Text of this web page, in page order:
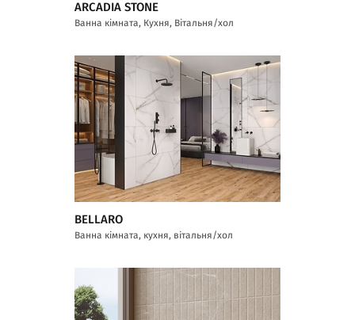
ARCADIA STONE
Ванна кімната, Кухня, Вітальня/хол
BELLARO
Ванна кімната, кухня, вітальня/хол